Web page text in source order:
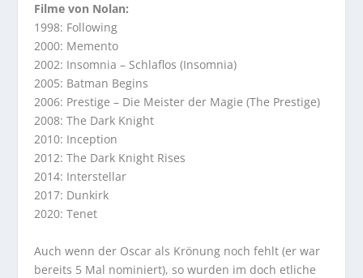
Filme von Nolan:
1998: Following
2000: Memento
2002: Insomnia – Schlaflos (Insomnia)
2005: Batman Begins
2006: Prestige – Die Meister der Magie (The Prestige)
2008: The Dark Knight
2010: Inception
2012: The Dark Knight Rises
2014: Interstellar
2017: Dunkirk
2020: Tenet
Auch wenn der Oscar als Krönung noch fehlt (er war
bereits 5 Mal nominiert), so wurden im doch etliche